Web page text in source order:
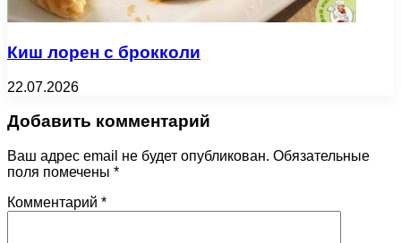
Киш лорен с брокколи
22.07.2026
Добавить комментарий
Ваш адрес email не будет опубликован. Обязательные
поля помечены *
Комментарий *